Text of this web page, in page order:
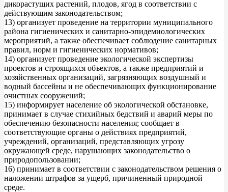
дикорастущих растений, плодов, ягод в соответствии с
действующим законодательством;
13) организует проведение на территории муниципального
района гигиенических и санитарно-эпидемиологических
мероприятий, а также обеспечивает соблюдение санитарных
правил, норм и гигиенических нормативов;
14) организует проведение экологической экспертизы
проектов и строящихся объектов, а также предприятий и
хозяйственных организаций, загрязняющих воздушный и
водный бассейны и не обеспечивающих функционирование
очистных сооружений;
15) информирует население об экологической обстановке,
принимает в случае стихийных бедствий и аварий меры по
обеспечению безопасности населения; сообщает в
соответствующие органы о действиях предприятий,
учреждений, организаций, представляющих угрозу
окружающей среде, нарушающих законодательство о
природопользовании;
16) принимает в соответствии с законодательством решения о
наложении штрафов за ущерб, причиненный природной
среде.